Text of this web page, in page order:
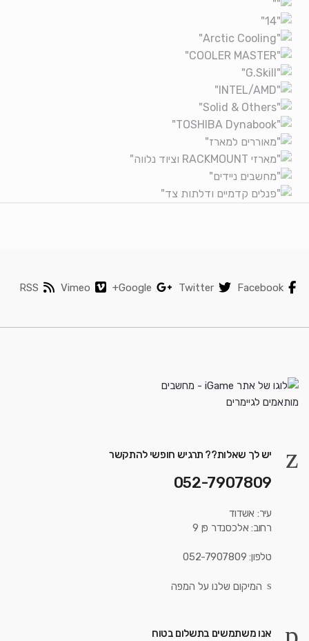
Brands Carousel
Facebook
Twitter
Google+
Vimeo
RSS
יש לך שאלות?? תרגיש חופשי להתקשר
052-7907809
עיר: אשדוד
רחוב: אלכסנדר פן 9
טלפון: 052-7907809
המיקום שלנו על המפה
אנו משתמשים בתשלום בטוח